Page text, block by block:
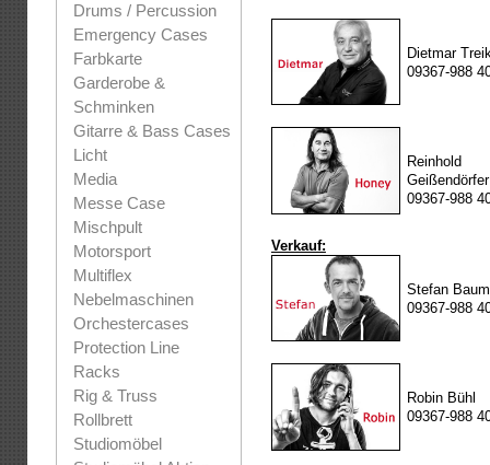
Drums / Percussion
Emergency Cases
Farbkarte
Garderobe &
Schminken
Gitarre & Bass Cases
Licht
Media
Messe Case
Mischpult
Motorsport
Multiflex
Nebelmaschinen
Orchestercases
Protection Line
Racks
Rig & Truss
Rollbrett
Studiomöbel
Dietmar
09367-988
Reinhold
Geißendörfer
09367-988
Verkauf:
Stefan Baum
09367-988
Robin Bühl
09367-988